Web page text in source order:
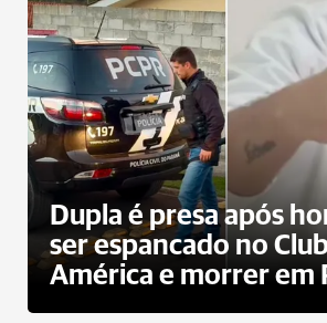
Dupla é presa após
ser espancado no
América e morrer em